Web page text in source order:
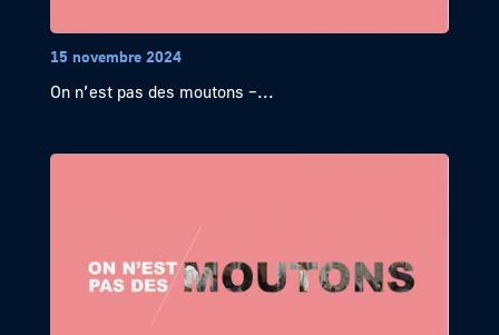
15 novembre 2024
On n’est pas des moutons –...